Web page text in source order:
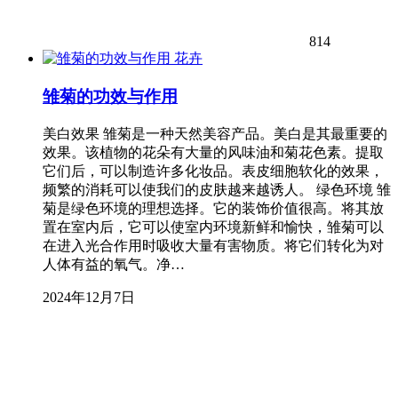
814
花卉
雏菊的功效与作用
美白效果 雏菊是一种天然美容产品。美白是其最重要的
效果。该植物的花朵有大量的风味油和菊花色素。提取
它们后，可以制造许多化妆品。表皮细胞软化的效果，
频繁的消耗可以使我们的皮肤越来越诱人。 绿色环境 雏
菊是绿色环境的理想选择。它的装饰价值很高。将其放
置在室内后，它可以使室内环境新鲜和愉快，雏菊可以
在进入光合作用时吸收大量有害物质。将它们转化为对
人体有益的氧气。净…
2024年12月7日